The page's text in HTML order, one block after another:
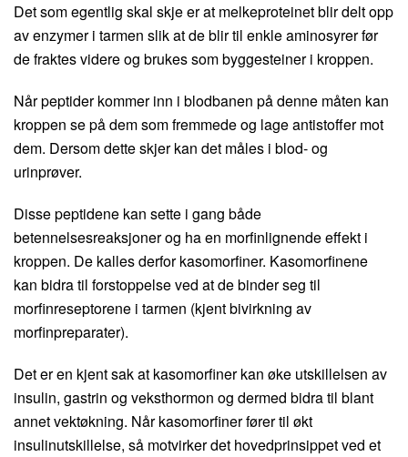
Det som egentlig skal skje er at melkeproteinet blir delt opp
av enzymer i tarmen slik at de blir til enkle aminosyrer før
de fraktes videre og brukes som byggesteiner i kroppen.
Når peptider kommer inn i blodbanen på denne måten kan
kroppen se på dem som fremmede og lage antistoffer mot
dem. Dersom dette skjer kan det måles i blod- og
urinprøver.
Disse peptidene kan sette i gang både
betennelsesreaksjoner og ha en morfinlignende effekt i
kroppen. De kalles derfor kasomorfiner. Kasomorfinene
kan bidra til forstoppelse ved at de binder seg til
morfinreseptorene i tarmen (kjent bivirkning av
morfinpreparater).
Det er en kjent sak at kasomorfiner kan øke utskillelsen av
insulin, gastrin og veksthormon og dermed bidra til blant
annet vektøkning. Når kasomorfiner fører til økt
insulinutskillelse, så motvirker det hovedprinsippet ved et